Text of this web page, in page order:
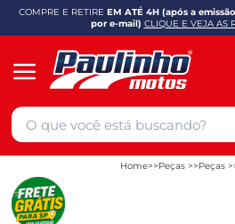
COMPRE E RETIRE EM ATÉ 4H (após a
por e-mail) CLIQUE E VEJA AS
Home Peças Peças